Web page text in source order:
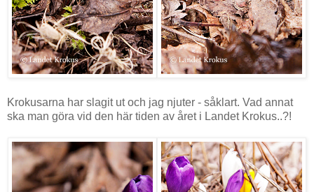
Krokusarna har slagit ut och jag njuter - såklart. Vad annat
ska man göra vid den här tiden av året i Landet Krokus..?!